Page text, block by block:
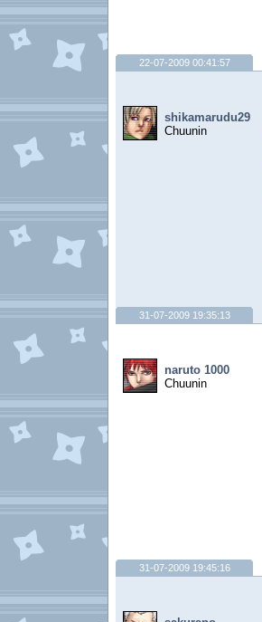
22-07-2009 00:41:57
shikamarudu29
Chuunin
31-07-2009 19:35:13
naruto 1000
Chuunin
31-07-2009 19:45:16